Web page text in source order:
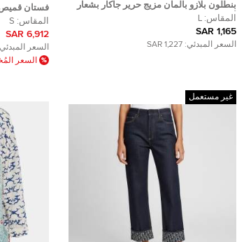
بنطلون بلازو بالمان مزيج حرير جاكار بشعار
أسود كبير
المقاس: L
1,165 SAR
السعر المبدئي: 1,227 SAR
فستان قميص
توال دو
كبير ( لارج )
المقاس: S
6,912 SAR
السعر
السعر
غير مستعمل